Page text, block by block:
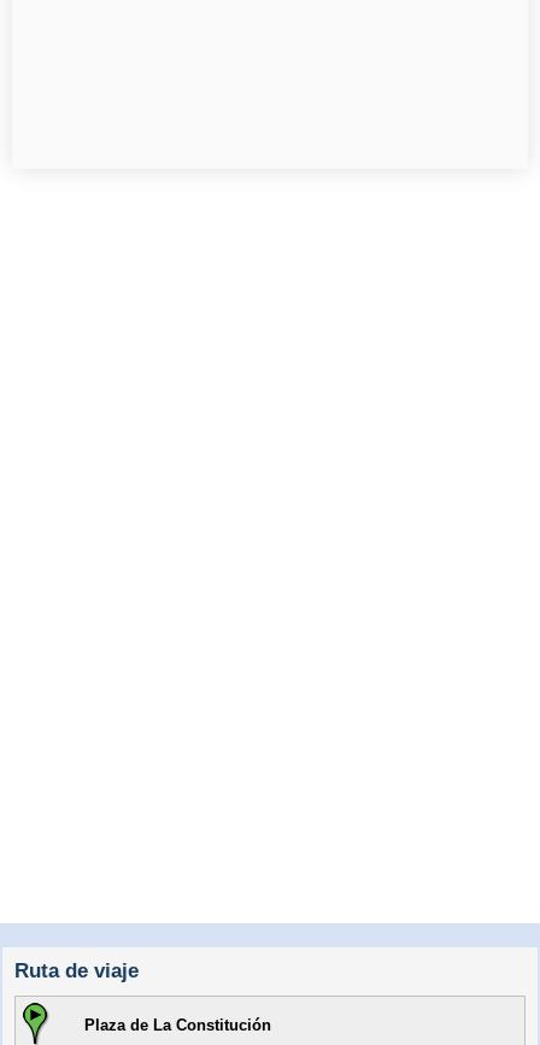
Ruta de viaje
Plaza de La Constitución